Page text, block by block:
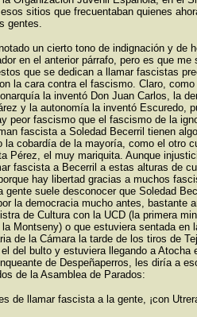
sitios que frecuentaban quienes
gentes.
un cierto tono de indignación y de
en el anterior párrafo, pero es que me
que se dedican a llamar fascistas
la cara contra el fascismo. Claro,
la inventó Don Juan Carlos, la
y la autonomía la inventó Escuredo,
peor fascismo que el fascismo de la
fascista a Soledad Becerril tienen
la cobardía de la mayoría, como el otro
Pérez, el muy mariquita. Aunque
fascista a Becerril a estas alturas de
hay libertad gracias a muchos
gente suele desconocer que Soledad
la democracia mucho antes, bastante
de Cultura con la UCD (la primera
Montseny) o que estuviera sentada en
de la Cámara la tarde de los tiros de
del bulto y estuviera llegando a Atocha
de Despeñaperros, les diría a
de la Asamblea de Parados:
de llamar fascista a la gente, ¡con